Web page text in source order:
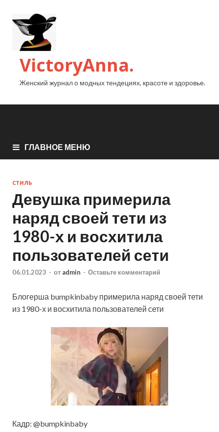
VictoryAnna.
Женский журнал о модных тендециях, красоте и здоровье.
ГЛАВНОЕ МЕНЮ
СТИЛЬ
Девушка примерила
наряд своей тети из
1980-х и восхитила
пользователей сети
06.01.2023 - от admin - Оставьте комментарий
Блогерша bumpkinbaby примерила наряд своей тети
из 1980-х и восхитила пользователей сети
Кадр: @bumpkinbaby